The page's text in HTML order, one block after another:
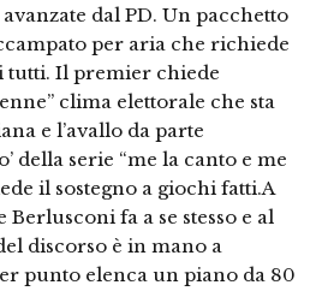
dal PD. Un pacchetto
per aria che richiede
tutti. Il premier chiede
clima elettorale che sta
e l’avallo da parte
della serie “me la canto e me
il sostegno a giochi fatti.A
fa a se stesso e al
discorso è in mano a
punto elenca un piano da 80